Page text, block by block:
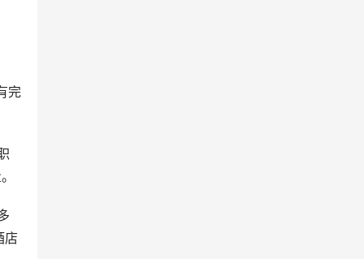
店